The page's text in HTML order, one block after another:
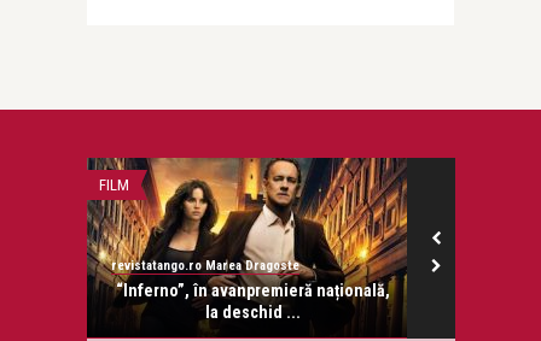
FILM
revistatango.ro Marea Dragoste
“Inferno”, în avanpremieră națională,
la deschid ...